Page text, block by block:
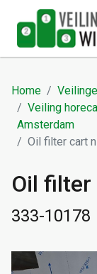
Home
Veiling
Amsterdam
Oil filter cart
Oil
333-10178